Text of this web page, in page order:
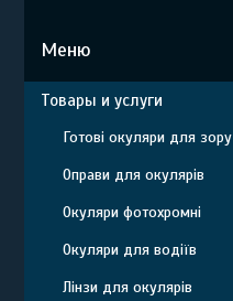
Товары и услуги
Готові окуляри для зору
Оправи для окулярів
Окуляри фотохромні
Окуляри для водіїв
Лінзи для окулярів